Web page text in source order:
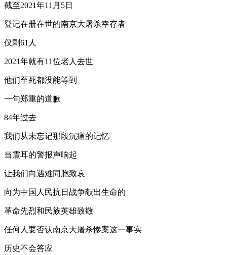
截至2021年11月5日
登记在册在世的南京大屠杀幸存者
仅剩61人
2021年就有11位老人去世
他们至死都没能等到
一句郑重的道歉
84年过去
我们从未忘记那段沉痛的记忆
当震耳的警报声响起
让我们向遇难同胞致哀
向为中国人民抗日战争献出生命的
革命先烈和民族英雄致敬
任何人要否认南京大屠杀惨案这一事实
历史不会答应